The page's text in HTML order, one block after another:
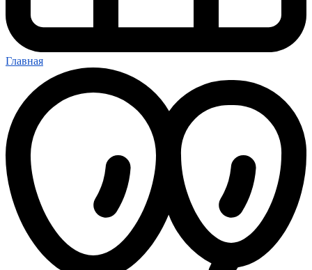
Главная